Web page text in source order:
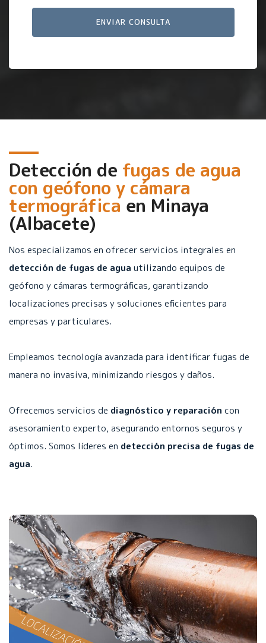
Detección de fugas de agua
con geófono y cámara
termográficaen Minaya
(Albacete)
Nos especializamos en ofrecer servicios integrales en
detección de fugas de agua utilizando equipos de
geófono y cámaras termográficas, garantizando
localizaciones precisas y soluciones eficientes para
empresas y particulares.
Empleamos tecnología avanzada para identificar fugas de
manera no invasiva, minimizando riesgos y daños.
Ofrecemos servicios de diagnóstico y reparación con
asesoramiento experto, asegurando entornos seguros y
óptimos. Somos líderes en detección precisa de fugas de
agua.